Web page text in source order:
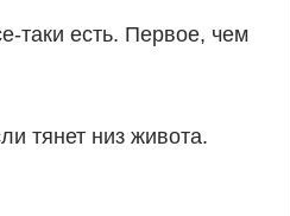
таки есть. Первое, чем
тянет низ живота.